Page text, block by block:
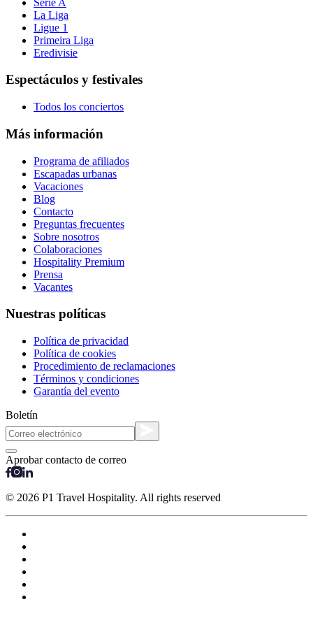
La Liga
Ligue 1
Primeira Liga
Eredivisie
Espectáculos y festivales
Todos los conciertos
Más información
Programa de afiliados
Escapadas urbanas
Vacaciones
Blog
Contacto
Preguntas frecuentes
Sobre nosotros
Colaboraciones
Hospitality Premium
Prensa
Vacantes
Nuestras políticas
Política de privacidad
Política de cookies
Procedimiento de reclamaciones
Términos y condiciones
Garantía del evento
Boletín
Aprobar contacto de correo
© 2026 P1 Travel Hospitality. All rights reserved